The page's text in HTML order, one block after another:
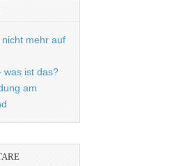
mehr auf
was ist das?
am